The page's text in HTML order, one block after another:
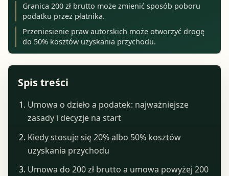
Granica 200 zł brutto może zmienić sposób poboru
podatku przez płatnika.
Przeniesienie praw autorskich może otworzyć drogę
do 50% kosztów uzyskania przychodu.
Spis treści
Umowa o dzieło a podatek: najważniejsze
zasady i decyzje na start
Kiedy stosuje się 20% albo 50% kosztów
uzyskania przychodu
Umowa do 200 zł brutto a umowa powyżej 200